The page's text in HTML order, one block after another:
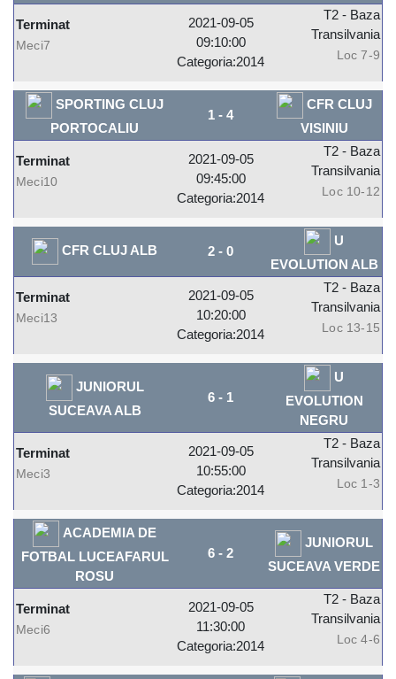
Terminat
Meci7
2021-09-05
09:10:00
Categoria:2014
T2 - Baza
Transilvania
Loc 7-9
SPORTING CLUJ
PORTOCALIU
1 - 4
CFR CLUJ
VISINIU
Terminat
Meci10
2021-09-05
09:45:00
Categoria:2014
T2 - Baza
Transilvania
Loc 10-12
CFR CLUJ ALB 2 - 0
U
EVOLUTION ALB
Terminat
Meci13
2021-09-05
10:20:00
Categoria:2014
T2 - Baza
Transilvania
Loc 13-15
JUNIORUL
SUCEAVA ALB
6 - 1
U
EVOLUTION
NEGRU
Terminat
Meci3
2021-09-05
10:55:00
Categoria:2014
T2 - Baza
Transilvania
Loc 1-3
ACADEMIA DE
FOTBAL LUCEAFARUL
ROSU
6 - 2
JUNIORUL
SUCEAVA VERDE
Terminat
Meci6
2021-09-05
11:30:00
Categoria:2014
T2 - Baza
Transilvania
Loc 4-6